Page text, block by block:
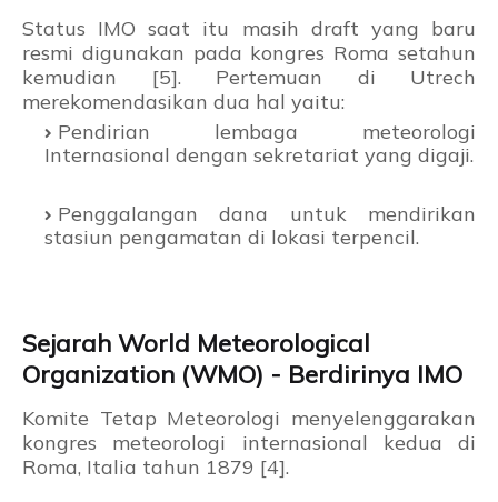
Status IMO saat itu masih draft yang baru
resmi digunakan pada kongres Roma setahun
kemudian [5]. Pertemuan di Utrech
merekomendasikan dua hal yaitu:
Pendirian lembaga meteorologi
Internasional dengan sekretariat yang digaji.
Penggalangan dana untuk mendirikan
stasiun pengamatan di lokasi terpencil.
Sejarah World Meteorological
Organization (WMO) - Berdirinya IMO
Komite Tetap Meteorologi menyelenggarakan
kongres meteorologi internasional kedua di
Roma, Italia tahun 1879 [4].